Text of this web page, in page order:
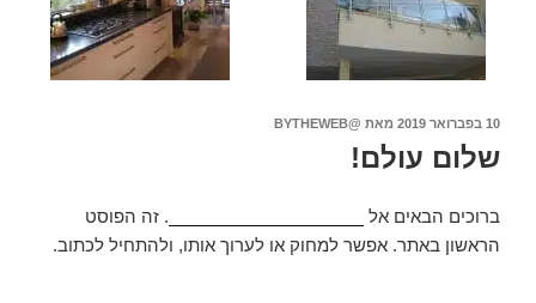
10 בפברואר 2019 מאת @BYTHEWEB
שלום עולם!
ברוכים הבאים אל
. זה הפוסט
הראשון באתר. אפשר למחוק או לערוך אותו, ולהתחיל לכתוב.